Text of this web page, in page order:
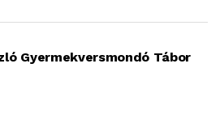
Gyermekversmondó Tábor